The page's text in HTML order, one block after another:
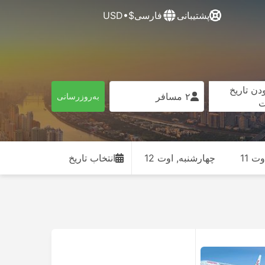
پشتیبانی فارسی$•USD
تاریخ
۲ مسافر به‌روزرسانی
11 چهارشنبه, اوت 12 انتخاب تاریخ